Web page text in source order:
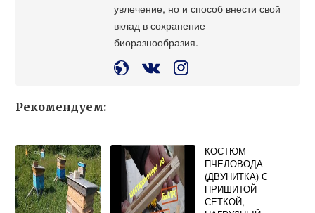
увлечение, но и способ внести свой
вклад в сохранение
биоразнообразия.
Рекомендуем:
КОСТЮМ
ПЧЕЛОВОДА
(ДВУНИТКА) С
ПРИШИТОЙ
СЕТКОЙ,